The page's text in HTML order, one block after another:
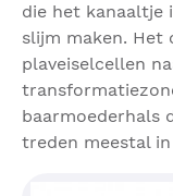
die het kanaaltje
slijm maken. Het
plaveiselcellen
baarmoederhals
treden meestal